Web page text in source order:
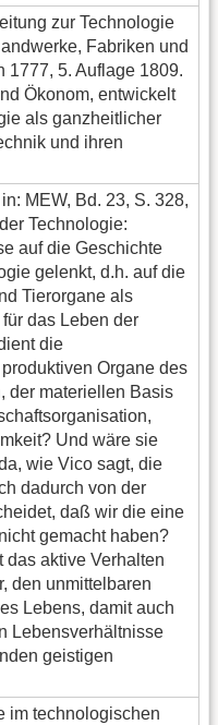
zur Technologie
Fabriken und
1777, 5. Auflage 1809.
Ökonom, entwickelt
als ganzheitlicher
und ihren
MEW, Bd. 23, S. 328,
Technologie:
auf die Geschichte
gelenkt, d.h. auf die
Tierorgane als
das Leben der
die
Organe des
der materiellen Basis
Und wäre sie
wie Vico sagt, die
dadurch von der
daß wir die eine
gemacht haben?
das aktive Verhalten
den unmittelbaren
Lebens, damit auch
Lebensverhältnisse
geistigen
im technologischen